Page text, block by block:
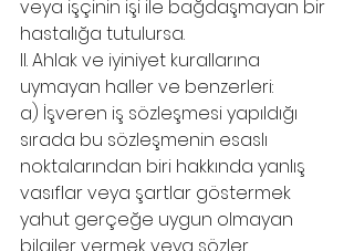
veya işçinin işi ile bağdaşmayan bir
hastalığa tutulursa.
II. Ahlak ve iyiniyet kurallarına
uymayan haller ve benzerleri:
a) İşveren iş sözleşmesi yapıldığı
sırada bu sözleşmenin esaslı
noktalarından biri hakkında yanlış
vasıflar veya şartlar göstermek
yahut gerçeğe uygun olmayan
bilgiler vermek veya sözler